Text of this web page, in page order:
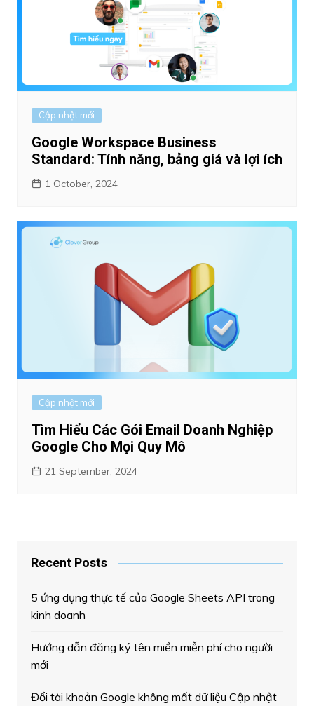
Cập nhật mới
Google Workspace Business
Standard: Tính năng, bảng giá và lợi ích
1 October, 2024
Cập nhật mới
Tìm Hiểu Các Gói Email Doanh Nghiệp
Google Cho Mọi Quy Mô
21 September, 2024
Recent Posts
5 ứng dụng thực tế của Google Sheets API trong
kinh doanh
Hướng dẫn đăng ký tên miền miễn phí cho người
mới
Đổi tài khoản Google không mất dữ liệu Cập nhật